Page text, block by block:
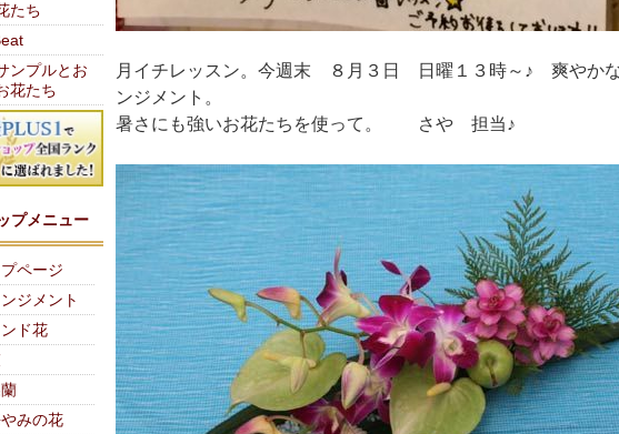
月イチレッスン。今週末 ８月３日 日曜１３時～♪ 爽やか
ンジメント。
暑さにも強いお花たちを使って。 さや 担当♪
たち
ンプルとお
花たち
プメニュー
プページ
ジメント
ド花
みの花